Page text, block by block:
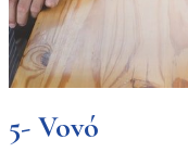
5- Vovó